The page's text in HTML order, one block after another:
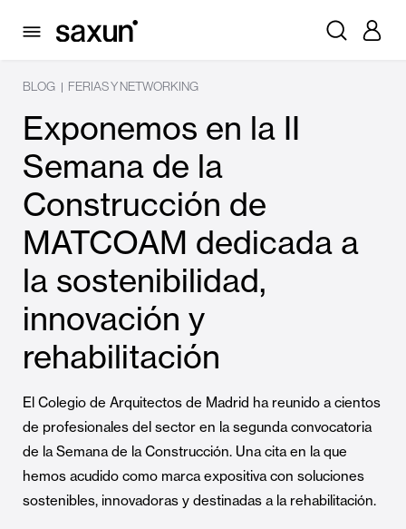
BLOG | FERIAS Y NETWORKING
Exponemos en la II
Semana de la
Construcción de
MATCOAM dedicada a
la sostenibilidad,
innovación y
rehabilitación
El Colegio de Arquitectos de Madrid ha reunido a cientos
de profesionales del sector en la segunda convocatoria
de la Semana de la Construcción. Una cita en la que
hemos acudido como marca expositiva con soluciones
sostenibles, innovadoras y destinadas a la rehabilitación.